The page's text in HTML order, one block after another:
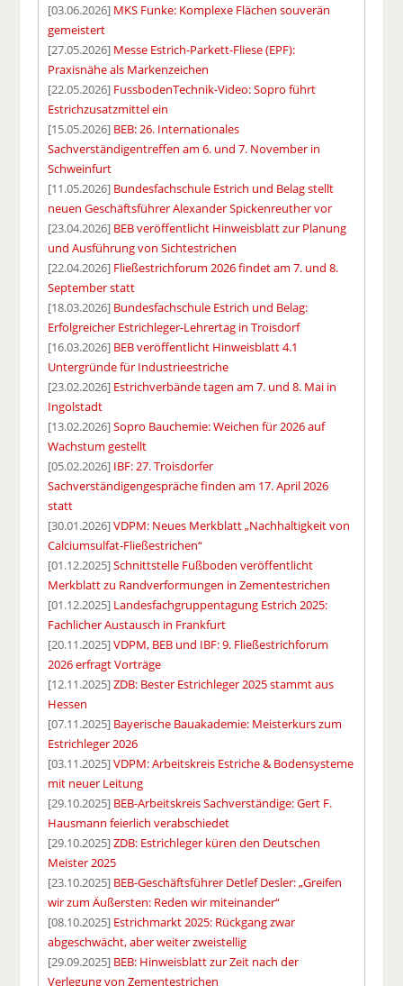
[03.06.2026] MKS Funke: Komplexe Flächen souverän
gemeistert
[27.05.2026] Messe Estrich-Parkett-Fliese (EPF):
Praxisnähe als Markenzeichen
[22.05.2026] FussbodenTechnik-Video: Sopro führt
Estrichzusatzmittel ein
[15.05.2026] BEB: 26. Internationales
Sachverständigentreffen am 6. und 7. November in
Schweinfurt
[11.05.2026] Bundesfachschule Estrich und Belag stellt
neuen Geschäftsführer Alexander Spickenreuther vor
[23.04.2026] BEB veröffentlicht Hinweisblatt zur Planung
und Ausführung von Sichtestrichen
[22.04.2026] Fließestrichforum 2026 findet am 7. und 8.
September statt
[18.03.2026] Bundesfachschule Estrich und Belag:
Erfolgreicher Estrichleger-Lehrertag in Troisdorf
[16.03.2026] BEB veröffentlicht Hinweisblatt 4.1
Untergründe für Industrieestriche
[23.02.2026] Estrichverbände tagen am 7. und 8. Mai in
Ingolstadt
[13.02.2026]Sopro Bauchemie: Weichen für 2026 auf
Wachstum gestellt
[05.02.2026] IBF: 27. Troisdorfer
Sachverständigengespräche finden am 17. April 2026
statt
[30.01.2026]VDPM: Neues Merkblatt „Nachhaltigkeit von
Calciumsulfat-Fließestrichen“
[01.12.2025]Schnittstelle Fußboden veröffentlicht
Merkblatt zu Randverformungen in Zementestrichen
[01.12.2025] Landesfachgruppentagung Estrich 2025:
Fachlicher Austausch in Frankfurt
[20.11.2025]VDPM, BEB und IBF: 9. Fließestrichforum
2026 erfragt Vorträge
[12.11.2025]ZDB: Bester Estrichleger 2025 stammt aus
Hessen
[07.11.2025] Bayerische Bauakademie: Meisterkurs zum
Estrichleger 2026
[03.11.2025]VDPM: Arbeitskreis Estriche & Bodensysteme
mit neuer Leitung
[29.10.2025] BEB-Arbeitskreis Sachverständige: Gert F.
Hausmann feierlich verabschiedet
[29.10.2025]ZDB: Estrichleger küren den Deutschen
Meister 2025
[23.10.2025] BEB-Geschäftsführer Detlef Desler: „Greifen
wir zum Äußersten: Reden wir miteinander“
[08.10.2025] Estrichmarkt 2025: Rückgang zwar
abgeschwächt, aber weiter zweistellig
[29.09.2025] BEB: Hinweisblatt zur Zeit nach der
Verlegung von Zementestrichen